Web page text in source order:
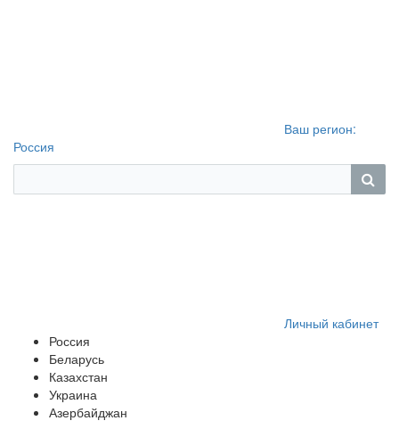
Ваш регион:
Россия
Личный кабинет
Россия
Беларусь
Казахстан
Украина
Азербайджан